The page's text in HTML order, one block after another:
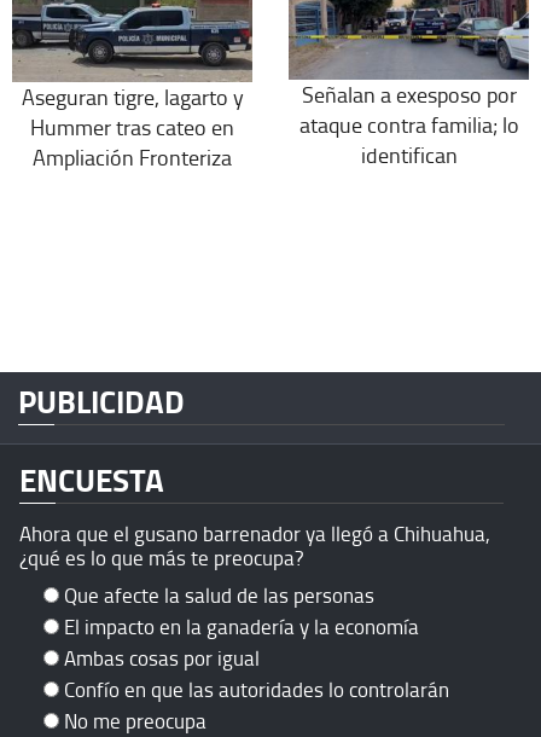
Aseguran tigre, lagarto y
Hummer tras cateo en
Ampliación Fronteriza
Señalan a exesposo por
ataque contra familia; lo
identifican
PUBLICIDAD
ENCUESTA
Ahora que el gusano barrenador ya llegó a Chihuahua,
¿qué es lo que más te preocupa?
Que afecte la salud de las personas
El impacto en la ganadería y la economía
Ambas cosas por igual
Confío en que las autoridades lo controlarán
No me preocupa